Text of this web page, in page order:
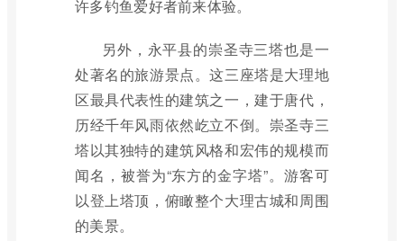
许多钓鱼爱好者前来体验。
另外，永平县的崇圣寺三塔也是一
处著名的旅游景点。这三座塔是大理地
区最具代表性的建筑之一，建于唐代，
历经千年风雨依然屹立不倒。崇圣寺三
塔以其独特的建筑风格和宏伟的规模而
闻名，被誉为“东方的金字塔”。游客可
以登上塔顶，俯瞰整个大理古城和周围
的美景。